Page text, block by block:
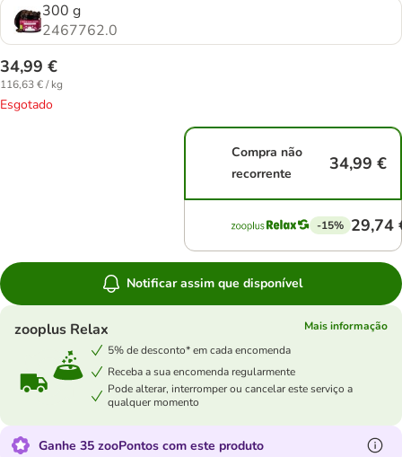
300 g
2467762.0
34,99 €
116,63 € / kg
Esgotado
Compra não
recorrente
34,99 €
-15% 29,74
Notificar assim que disponível
zooplus Relax
Mais informação
5% de desconto* em cada encomenda
Receba a sua encomenda regularmente
Pode alterar, interromper ou cancelar este serviço a
qualquer momento
Ganhe 35 zooPontos com este produto